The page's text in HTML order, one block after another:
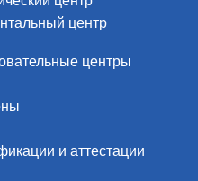
центр
центры
и аттестации